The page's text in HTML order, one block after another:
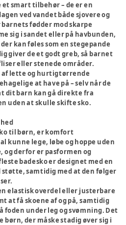
et smart tilbehør – de er en
ved vandet både sjovere og
fødder mod skarpe
sig i sandet eller på havbunden,
kan føles som en stegepande
giver de et godt greb, så barnet
eller stenede områder.
af lette og hurtigtørrende
at have på – selv når de
dit barn kan gå direkte fra
uden at skulle skifte sko.
til børn, er komfort
kunne lege, løbe og hoppe uden
og derfor er pasformen og
badesko er designet med en
støtte, samtidig med at den følger
elastisk overdel eller justerbare
at få skoene af og på, samtidig
foden under leg og svømning. Det
der måske stadig øver sig i